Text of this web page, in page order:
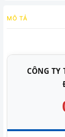
MÔ TẢ
CÔNG